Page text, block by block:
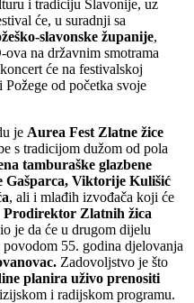
i tradiciju Slavonije, uz
će, u suradnji sa
slavonske županije,
na državnim smotrama
će na festivalskoj
Požege od početka svoje
je Aurea Fest Zlatne žice
s tradicijom dužom od pola
tamburaške glazbene
Gašparca, Viktorije Kulišić
, ali i mlađih izvođača koji će
Prodirektor Zlatnih žica
je da će u drugom dijelu
povodom 55. godina djelovanja
Zadovoljstvo je što
planira uživo prenositi
i radijskom programu.